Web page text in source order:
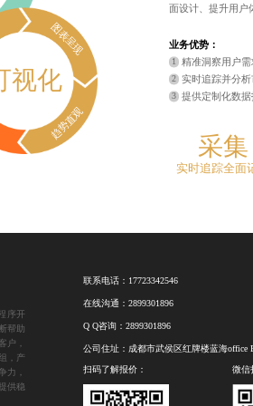
视化
图表呈现
趋势直观
面设计、提升用户
业务优势：
精准洞察用户需
实时追踪并分析
提供定制化数据
采集
实时追踪全面
序开
帮助
户，
，产
力，
供稳
联系电话： 17723342546
在线沟通：2899301896
Q Q咨询：2899301896
公司住址：成都市武侯区红牌楼蓝海office
扫码了解报价： 微信